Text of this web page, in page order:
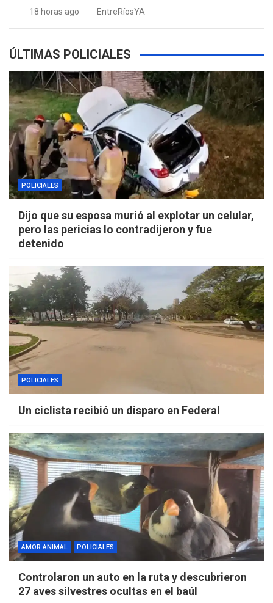
18 horas ago EntreRíosYA
ÚLTIMAS POLICIALES
POLICIALES
Dijo que su esposa murió al explotar un celular,
pero las pericias lo contradijeron y fue
detenido
POLICIALES
Un ciclista recibió un disparo en Federal
AMOR ANIMAL POLICIALES
Controlaron un auto en la ruta y descubrieron
27 aves silvestres ocultas en el baúl